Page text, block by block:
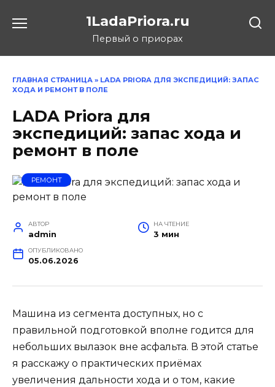
1LadaPriora.ru
Первый о приорах
ГЛАВНАЯ СТРАНИЦА » LADA PRIORA ДЛЯ ЭКСПЕДИЦИЙ: ЗАПАС
ХОДА И РЕМОНТ В ПОЛЕ
LADA Priora для
экспедиций: запас хода и
ремонт в поле
РЕМОНТ
АВТОР
admin
НА ЧТЕНИЕ
3 мин
ОПУБЛИКОВАНО
05.06.2026
Машина из сегмента доступных, но с
правильной подготовкой вполне годится для
небольших вылазок вне асфальта. В этой статье
я расскажу о практических приёмах
увеличения дальности хода и о том, какие